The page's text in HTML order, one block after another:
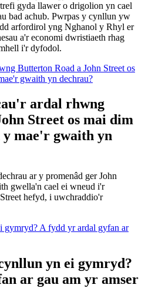
gyda llawer o drigolion yn cael
bad achub. Pwrpas y cynllun yw
arfordirol yng Nghanol y Rhyl er
a'r economi dwristiaeth rhag
i'r dyfodol.
Butterton Road a John Street os
gwaith yn dechrau?
ardal rhwng
Street os mai dim
y mae'r gwaith yn
ar y promenâd ger John
gwella'n cael ei wneud i'r
hefyd, i uwchraddio'r
A fydd yr ardal gyfan ar
yn ei gymryd?
ar gau am yr amser